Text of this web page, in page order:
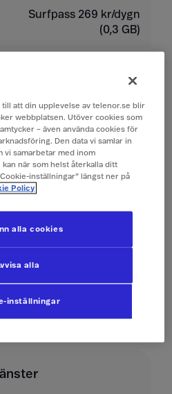
Surfpass 269 kr/dygn
(0,3 GB)
19 kr/min
19 kr/min
4 kr/st
att din upplevelse av telenor.se blir
webbplatsen. Utöver cookies som
– även använda cookies för
Den data vi samlar in
vi samarbetar med inom
när som helst återkalla ditt
inställningar” längst ner på
Policy
inställningar
alla
alla cookies